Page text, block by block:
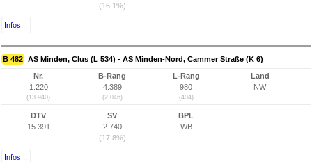
(16,1%)
Infos...
B 482 AS Minden, Clus (L 534) - AS Minden-Nord, Cammer Straße (K 6)
Nr.
1.220
(13.940)
B-Rang
4.389
(2.046)
L-Rang
980
(404)
Land
NW
DTV
15.391
SV
2.740
(17,8%)
BPL
WB
Infos...